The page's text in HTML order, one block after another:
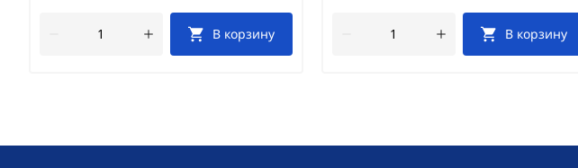
В корзину В корзину